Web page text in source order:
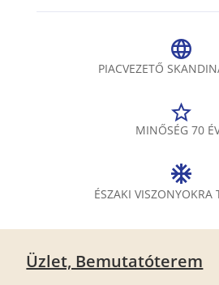
PIACVEZETŐ
MINŐSÉG 70
ÉSZAKI VISZONYOKRA
Üzlet, Bemutatóterem